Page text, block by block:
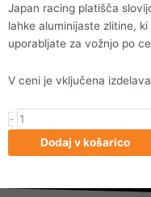
Japan racing platišča
lahke aluminijaste zlitine,
uporabljate za vožnjo po
V ceni je vključena
- Japan
ET35
Dodaj v košarico